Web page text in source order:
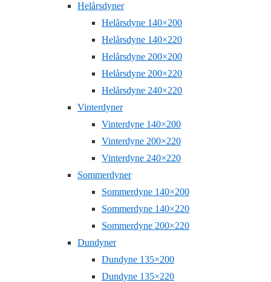
Helårsdyner
Helårsdyne 140×200
Helårsdyne 140×220
Helårsdyne 200×200
Helårsdyne 200×220
Helårsdyne 240×220
Vinterdyner
Vinterdyne 140×200
Vinterdyne 200×220
Vinterdyne 240×220
Sommerdyner
Sommerdyne 140×200
Sommerdyne 140×220
Sommerdyne 200×220
Dundyner
Dundyne 135×200
Dundyne 135×220